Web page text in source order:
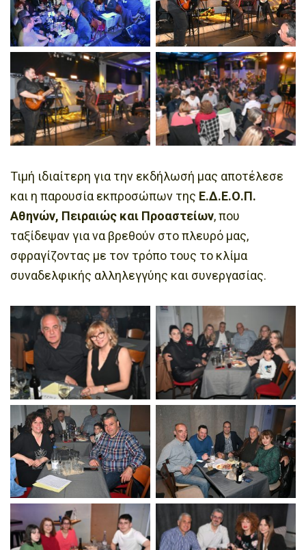
Τιμή ιδιαίτερη για την εκδήλωσή μας αποτέλεσε
και η παρουσία εκπροσώπων της Ε.Δ.Ε.Ο.Π.
Αθηνών, Πειραιώς και Προαστείων, που
ταξίδεψαν για να βρεθούν στο πλευρό μας,
σφραγίζοντας με τον τρόπο τους το κλίμα
συναδελφικής αλληλεγγύης και συνεργασίας.